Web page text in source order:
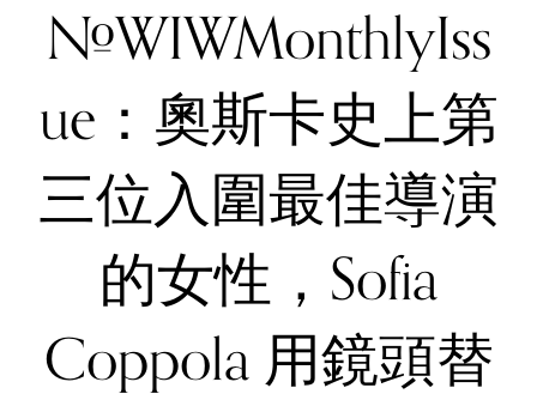
#WIWMonthlyIss
ue：奧斯卡史上第
三位入圍最佳導演
的女性，Sofia
Coppola 用鏡頭替